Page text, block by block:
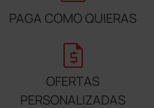
PAGA COMO QUIERAS
request_quote
OFERTAS
PERSONALIZADAS